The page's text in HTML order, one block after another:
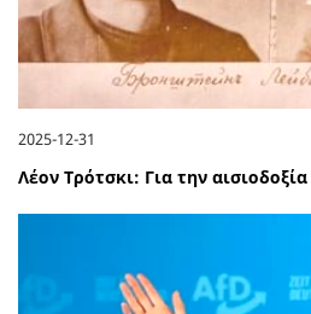
2025-12-31
Λέον Τρότσκι: Για την